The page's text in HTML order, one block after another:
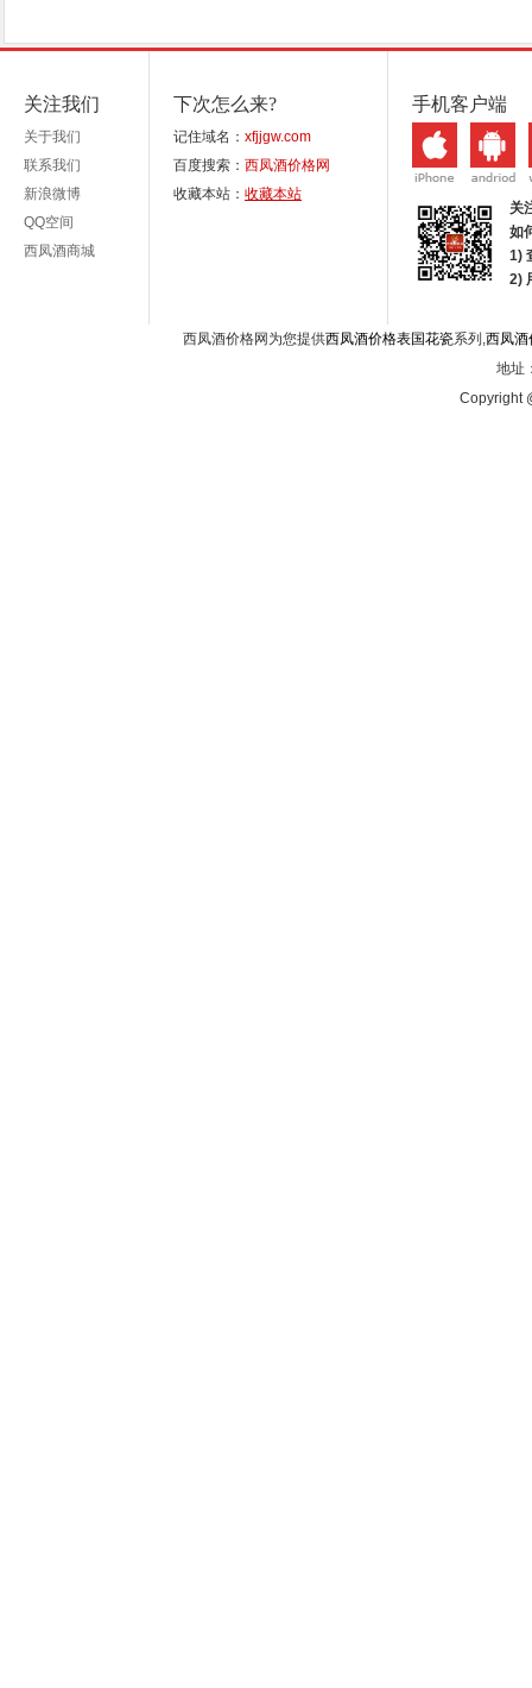
关注我们
关于我们
联系我们
新浪微博
QQ空间
西凤酒商城
下次怎么来?
记住域名： xfjjgw.com
百度搜索： 西凤酒价格网
收藏本站： 收藏本站
手机客户端
关
如
1)
2)
西凤酒价格网为您提供西凤酒价格表国花瓷系列,西凤酒
地址
Copyright